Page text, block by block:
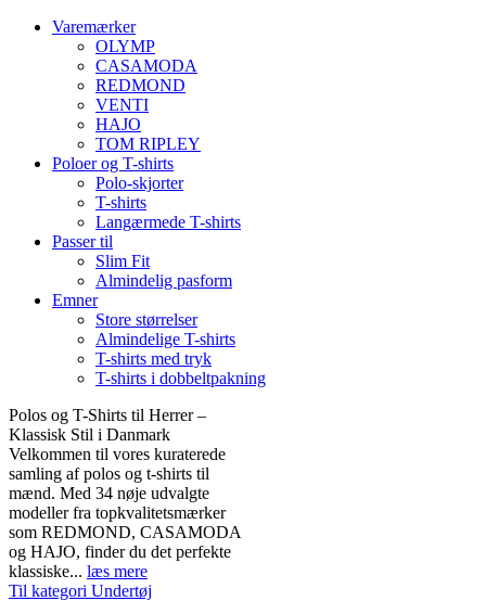
Varemærker
OLYMP
CASAMODA
REDMOND
VENTI
HAJO
TOM RIPLEY
Poloer og T-shirts
Polo-skjorter
T-shirts
Langærmede T-shirts
Passer til
Slim Fit
Almindelig pasform
Emner
Store størrelser
Almindelige T-shirts
T-shirts med tryk
T-shirts i dobbeltpakning
Polos og T-Shirts til Herrer –
Klassisk Stil i Danmark
Velkommen til vores kuraterede
samling af polos og t-shirts til
mænd. Med 34 nøje udvalgte
modeller fra topkvalitetsmærker
som REDMOND, CASAMODA
og HAJO, finder du det perfekte
klassiske... læs mere
Til kategori Undertøj